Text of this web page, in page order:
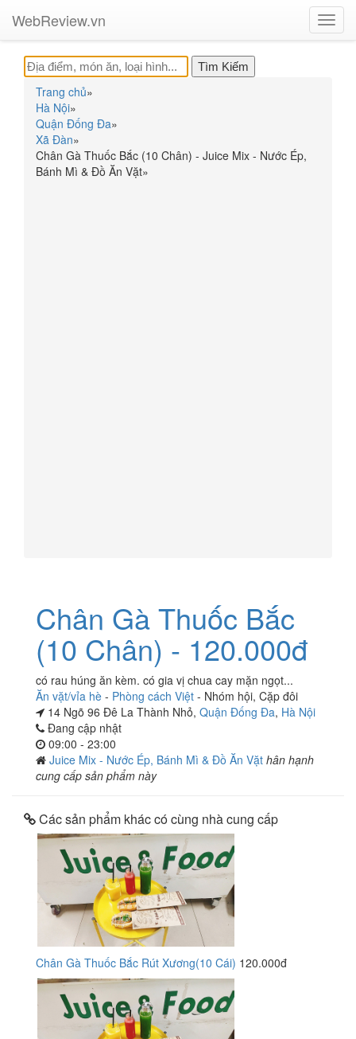
WebReview.vn
Trang chủ»
Hà Nội»
Quận Đống Đa»
Xã Đàn»
Chân Gà Thuốc Bắc (10 Chân) - Juice Mix - Nước Ép,
Bánh Mì & Đồ Ăn Vặt»
Chân Gà Thuốc Bắc
(10 Chân) - 120.000đ
có rau húng ăn kèm. có gia vị chua cay mặn ngọt...
Ăn vặt/vỉa hè - Phòng cách Việt - Nhóm hội, Cặp đôi
14 Ngõ 96 Đê La Thành Nhỏ, Quận Đống Đa, Hà Nội
Đang cập nhật
09:00 - 23:00
Juice Mix - Nước Ép, Bánh Mì & Đồ Ăn Vặt hân hạnh
cung cấp sản phẩm này
Các sản phẩm khác có cùng nhà cung cấp
Chân Gà Thuốc Bắc Rút Xương(10 Cái) 120.000đ